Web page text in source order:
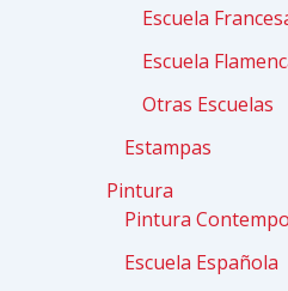
Escuela
Escuela
Otras Escuelas
Estampas
Pintura
Pintura
Escuela Española